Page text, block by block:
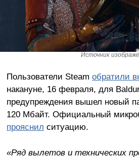
Источник
Пользователи Steam обратили
накануне, 16 февраля, для
предупреждения вышел новый
120 Мбайт. Официальный
прояснил ситуацию.
«Ряд вылетов и технических